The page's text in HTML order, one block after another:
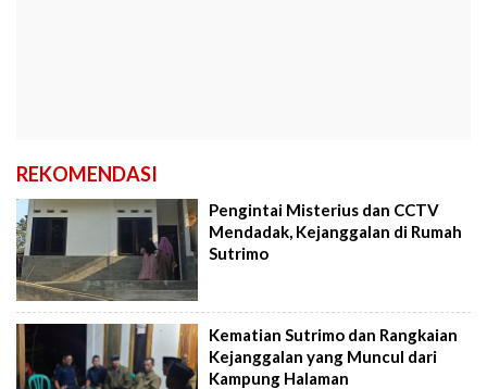
REKOMENDASI
Pengintai Misterius dan CCTV
Mendadak, Kejanggalan di Rumah
Sutrimo
Kematian Sutrimo dan Rangkaian
Kejanggalan yang Muncul dari
Kampung Halaman